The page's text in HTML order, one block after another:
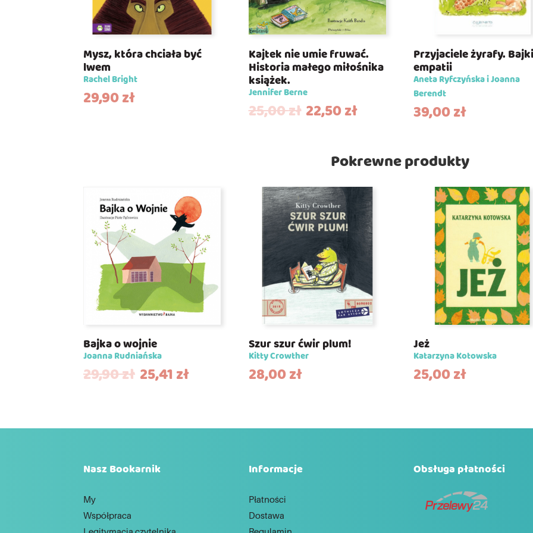
Mysz, która chciała być
lwem
Rachel Bright
29,90zł
Kajtek nie umie fruwać.
Historia małego miłośnika
książek.
Jennifer Berne
25,00zł 22,50zł
Przyjaciele żyrafy.
empatii
Aneta Ryfczyńska i Joanna
Berendt
39,00zł
Pokrewne produkty
Bajka o wojnie
Joanna Rudniańska
29,90zł 25,41 zł
Szur szur ćwir plum!
Kitty Crowther
28,00zł
Jeż
Katarzyna Kotowska
25,00zł
Nasz Bookarnik
My
Współpraca
Informacje
Płatności
Dostawa
Obsługa płatności